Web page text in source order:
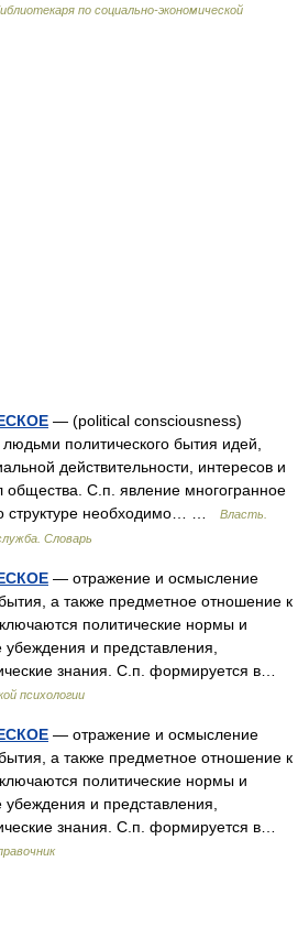
по социально-экономической
— (political consciousness)
политического бытия идей,
действительности, интересов и
общества. С.п. явление многогранное
структуре необходимо… …
Власть.
Словарь
— отражение и осмысление
а также предметное отношение к
политические нормы и
убеждения и представления,
знания. С.п. формируется в…
психологии
— отражение и осмысление
а также предметное отношение к
политические нормы и
убеждения и представления,
знания. С.п. формируется в…